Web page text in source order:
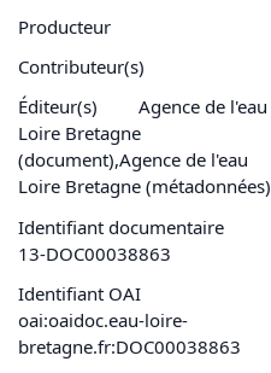
Producteur
Contributeur(s)
Éditeur(s)
Agence de l'eau
Loire Bretagne
(document),Agence de l'eau
Loire Bretagne (métadonnées)
Identifiant documentaire
13-DOC00038863
Identifiant OAI
oai:oaidoc.eau-loire-
bretagne.fr:DOC00038863